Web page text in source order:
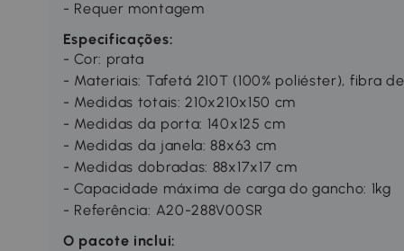
- Requer montagem
Especificações:
- Cor: prata
- Materiais: Tafetá 210T (100% poliéster), fibra
- Medidas totais: 210x210x150 cm
- Medidas da porta: 140x125 cm
- Medidas da janela: 88x63 cm
- Medidas dobradas: 88x17x17 cm
- Capacidade máxima de carga do gancho: 1kg
- Referência: A20-288V00SR
O pacote inclui: